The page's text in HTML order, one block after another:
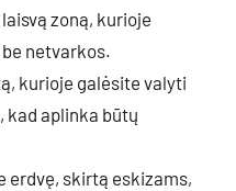
zoną, kurioje
netvarkos.
kurioje galėsite valyti
kad aplinka būtų
erdvę, skirtą eskizams,